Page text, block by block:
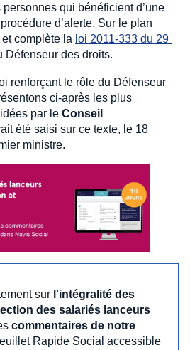
personnes qui bénéficient d’une
d’alerte. Sur le plan
complète la loi 2011-333 du 29
Défenseur des droits.
renforçant le rôle du Défenseur
ci-après les plus
par le Conseil
été saisi sur ce texte, le 18
ministre.
sur l'intégralité des
des salariés lanceurs
commentaires de notre
Rapide Social accessible